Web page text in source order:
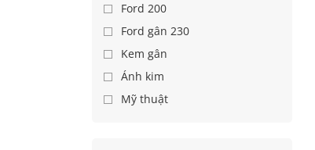
Ford 200
Ford gân 230
Kem gân
Ánh kim
Mỹ thuật